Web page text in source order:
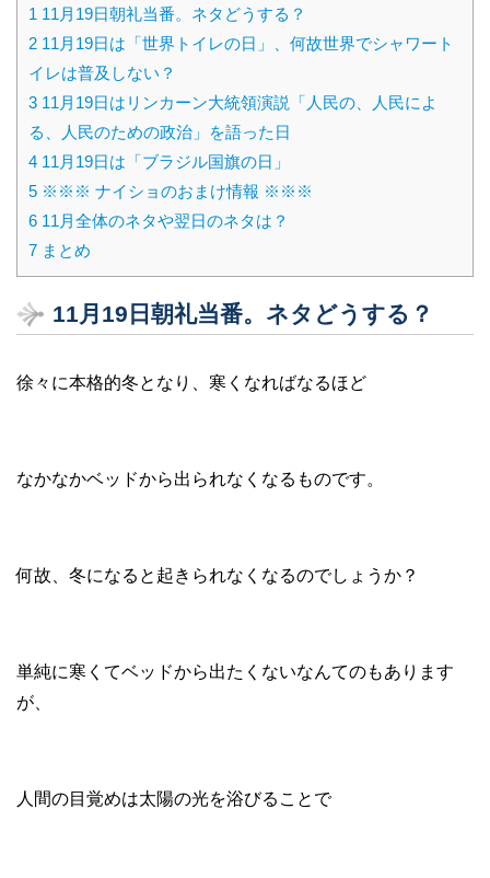
1 11月19日朝礼当番。ネタどうする？
2 11月19日は「世界トイレの日」、何故世界でシャワート
イレは普及しない？
3 11月19日はリンカーン大統領演説「人民の、人民によ
る、人民のための政治」を語った日
4 11月19日は「ブラジル国旗の日」
5 ※※※ ナイショのおまけ情報 ※※※
6 11月全体のネタや翌日のネタは？
7 まとめ
11月19日朝礼当番。ネタどうする？
徐々に本格的冬となり、寒くなればなるほど
なかなかベッドから出られなくなるものです。
何故、冬になると起きられなくなるのでしょうか？
単純に寒くてベッドから出たくないなんてのもあります
が、
人間の目覚めは太陽の光を浴びることで